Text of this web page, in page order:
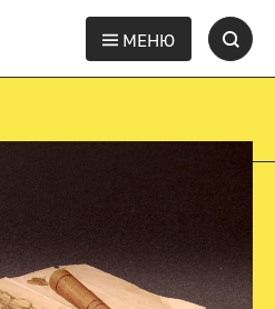
МЕНЮ